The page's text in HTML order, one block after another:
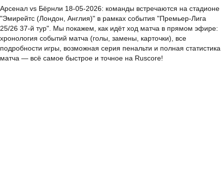
Арсенал vs Бёрнли 18-05-2026: команды встречаются на стадионе
"Эмирейтс (Лондон, Англия)" в рамках события "Премьер-Лига
25/26 37-й тур". Мы покажем, как идёт ход матча в прямом эфире:
хронология событий матча (голы, замены, карточки), все
подробности игры, возможная серия пенальти и полная статистика
матча — всё самое быстрое и точное на Ruscore!